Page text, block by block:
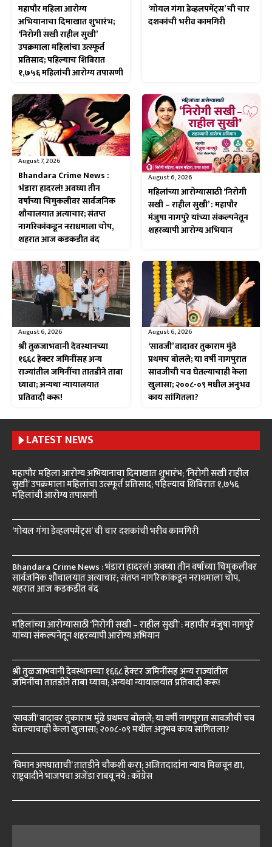
महापौर महिला आरोग्य
अभियानाचा दिमाखात शुभारंभ;
‘निरोगी सखी राहील सुखी’
उपक्रमाला महिलांचा उत्स्फूर्त
प्रतिसाद; पहिल्याच शिबिरात
१,७५६ महिलांची आरोग्य तपासणी
‘गोयल गंगा डेव्हलपमेंट्स’ ची चार
दशकांची भरीव कामगिरी
August 7, 2026
Bhandara Crime News :
भंडारा हादरलं! अवघ्या तीन
वर्षांच्या चिमुकलीवर सार्वजनिक
शौचालयात अत्याचार; संतप्त
नागरिकांकडून नराधमाला चोप,
शहरात आज कडकडीत बंद
August 6, 2026
महिलांच्या आरोग्यासाठी ‘निरोगी
सखी – राहील सुखी’ : महापौर
मंजुषा नागपुरे यांच्या संकल्पनेतून
शहरव्यापी आरोग्य अभियान
August 6, 2026
श्री तुळजाभवानी देवस्थानच्या
१६६८ हेक्टर जमिनींसह अन्य
राज्यांतील जमिनींचा तातडीने ताबा
घ्यावा; अन्यथा न्यायालयात
प्रतिवादी करू!
August 6, 2026
‘सावजी’ वादावर तुकाराम मुंढे
प्रथमच बोलले; या वर्षी नागपुरात
सावजीची चव घेतल्याचाही केला
खुलासा; २००८-०९ मधील अनुभव
काय सांगितला?
LATEST NEWS
महापौर महिला आरोग्य अभियानाचा दिमाखात शुभारंभ; ‘निरोगी सखी राहील
सुखी’ उपक्रमाला महिलांचा उत्स्फूर्त प्रतिसाद; पहिल्याच शिबिरात १,७५६
महिलांची आरोग्य तपासणी
‘गोयल गंगा डेव्हलपमेंट्स’ ची चार दशकांची भरीव कामगिरी
Bhandara Crime News : भंडारा हादरलं! अवघ्या तीन वर्षांच्या चिमुकलीवर
सार्वजनिक शौचालयात अत्याचार; संतप्त नागरिकांकडून नराधमाला चोप,
शहरात आज कडकडीत बंद
महिलांच्या आरोग्यासाठी ‘निरोगी सखी – राहील सुखी’ : महापौर मंजुषा नागपुरे
यांच्या संकल्पनेतून शहरव्यापी आरोग्य अभियान
श्री तुळजाभवानी देवस्थानच्या १६६८ हेक्टर जमिनींसह अन्य राज्यांतील
जमिनींचा तातडीने ताबा घ्यावा; अन्यथा न्यायालयात प्रतिवादी करू!
‘सावजी’ वादावर तुकाराम मुंढे प्रथमच बोलले; या वर्षी नागपुरात सावजीची चव
घेतल्याचाही केला खुलासा; २००८-०९ मधील अनुभव काय सांगितला?
‘विमान अपघाताची’ तातडीने चौकशी करा; अजितदादांना न्याय मिळवून द्या,
राष्ट्रवादीने भाजपचा अजेंडा राबवू नये : काँग्रेस